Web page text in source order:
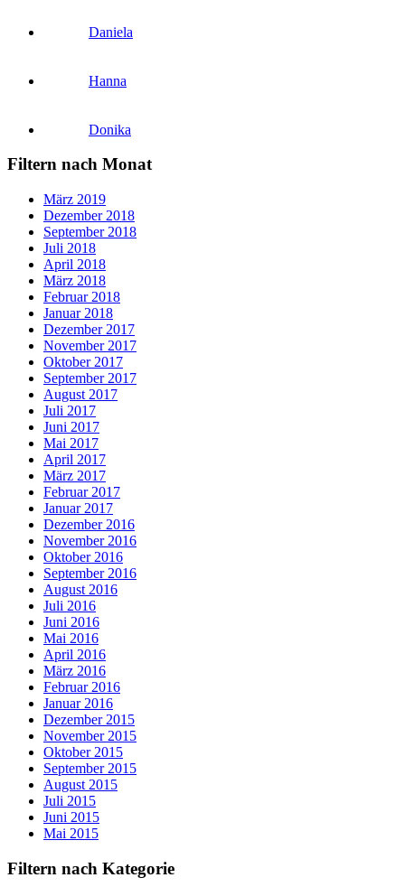
Daniela
Hanna
Donika
Filtern nach Monat
März 2019
Dezember 2018
September 2018
Juli 2018
April 2018
März 2018
Februar 2018
Januar 2018
Dezember 2017
November 2017
Oktober 2017
September 2017
August 2017
Juli 2017
Juni 2017
Mai 2017
April 2017
März 2017
Februar 2017
Januar 2017
Dezember 2016
November 2016
Oktober 2016
September 2016
August 2016
Juli 2016
Juni 2016
Mai 2016
April 2016
März 2016
Februar 2016
Januar 2016
Dezember 2015
November 2015
Oktober 2015
September 2015
August 2015
Juli 2015
Juni 2015
Mai 2015
Filtern nach Kategorie